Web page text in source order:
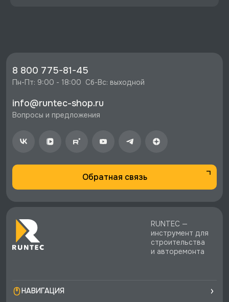
скидкой - 111 руб.
⚡️ Бесплатная доставка в Москве, Санкт-
стоимости заказа.
8 800 775-81-45
Пн-Пт: 9:00 - 18:00  Сб-Вс: выходной
info@runtec-shop.ru
Вопросы и предложения
Обратная связь
RUNTEC —
инструмент для
строительства
и авторемонта
НАВИГАЦИЯ